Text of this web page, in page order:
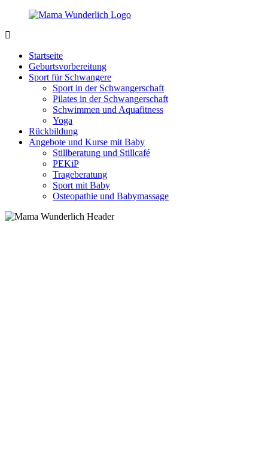
Zurück
Inhalt
sein
wunderbar!
Startseite
Geburtsvorbereitung
Sport für Schwangere
Sport in der Schwangerschaft
Pilates in der Schwangerschaft
Schwimmen und Aquafitness
Yoga
Rückbildung
Angebote und Kurse mit Baby
Stillberatung und Stillcafé
PEKiP
Trageberatung
Sport mit Baby
Osteopathie und Babymassage